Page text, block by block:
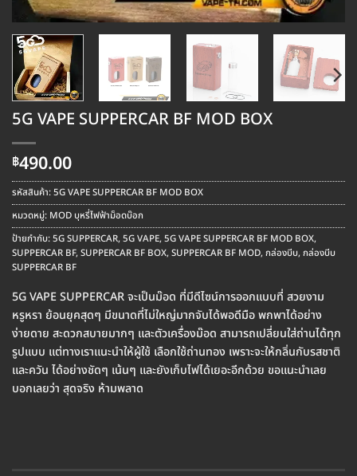
5G VAPE SUPPERCAR BF MOD BOX
฿490.00
รหัสสินค้า:5G VAPE SUPPERCAR BF MOD BOX
หมวดหมู่: MOD บุหรี่ไฟฟ้าม็อดบ๊อก
ป้ายกำกับ:5G SUPPERCAR, 5G VAPE, 5G VAPE SUPPERCAR BF MOD BOX,
SUPPERCAR BF, SUPPERCAR BF BOX, SUPPERCAR BF MOD, กล่องบีบ, กล่องบีบ
SUPPERCAR BF
5G VAPE SUPPERCAR จะเป็นม๊อด ที่มีดีไซน์การออกแบบที่ สวยงาม
หรูหรา ย้อนยุคสุดๆ มีขนาดที่ไม่ใหญ่มากจับได้พอดีมือ พกพาได้อย่าง
ง่ายดาย สะดวกสบายมากๆ และตัวเครื่องม๊อด สามารถเปลี่ยนใส่ถ่านได้ทุก
รูปแบบ แต่ทางเราแนะนำให้ผู้ใช้ เลือกใช้ถ่านทอง เพราะจะให้กลิ่นกับรสชาติ
และควัน ได้อย่างชัดๆ เน้นๆ และยังเก็บไฟได้เยอะอีกด้วย ขอแนะนำเลย
บอกเลยว่า สุดจริง ห้ามพลาด